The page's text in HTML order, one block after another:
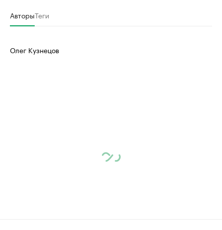
АвторыТеги
Олег Кузнецов